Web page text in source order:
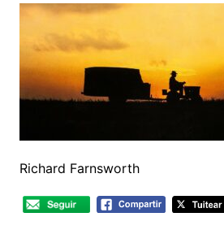
Richard Farnsworth
Navegación